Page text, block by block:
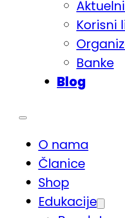
Korisni
Banke
Blog
O nama
Članice
Shop
Edukacije